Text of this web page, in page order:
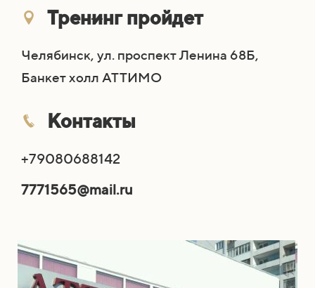
Тренинг пройдет
Челябинск, ул. проспект Ленина 68Б,
Банкет холл АТТИМО
Контакты
+79080688142
7771565@mail.ru